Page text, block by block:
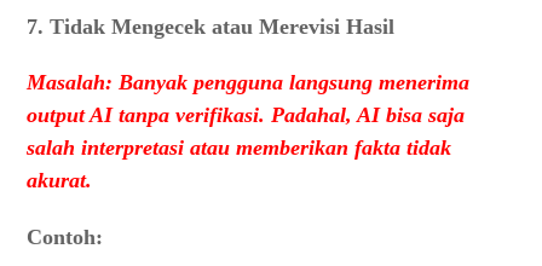
7. Tidak Mengecek atau Merevisi Hasil
Masalah: Banyak pengguna langsung menerima
output AI tanpa verifikasi. Padahal, AI bisa saja
salah interpretasi atau memberikan fakta tidak
akurat.
Contoh: